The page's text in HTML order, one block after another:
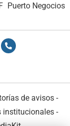
Puerto Negocios
de avisos -
institucionales-